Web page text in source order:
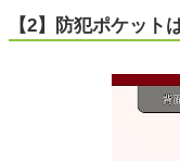
【2】防犯ポケット